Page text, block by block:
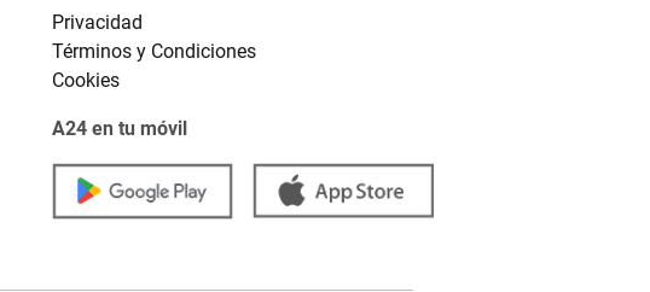
Privacidad
Términos y Condiciones
Cookies
A24 en tu móvil